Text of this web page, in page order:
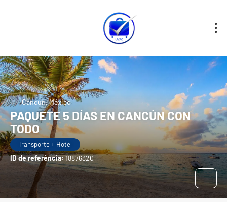
Cancun, México
PAQUETE 5 DÍAS EN CANCÚN CON
TODO
Transporte + Hotel
ID de referência: 18876320